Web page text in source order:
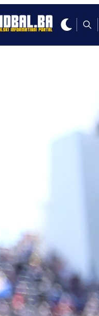
treba da nose